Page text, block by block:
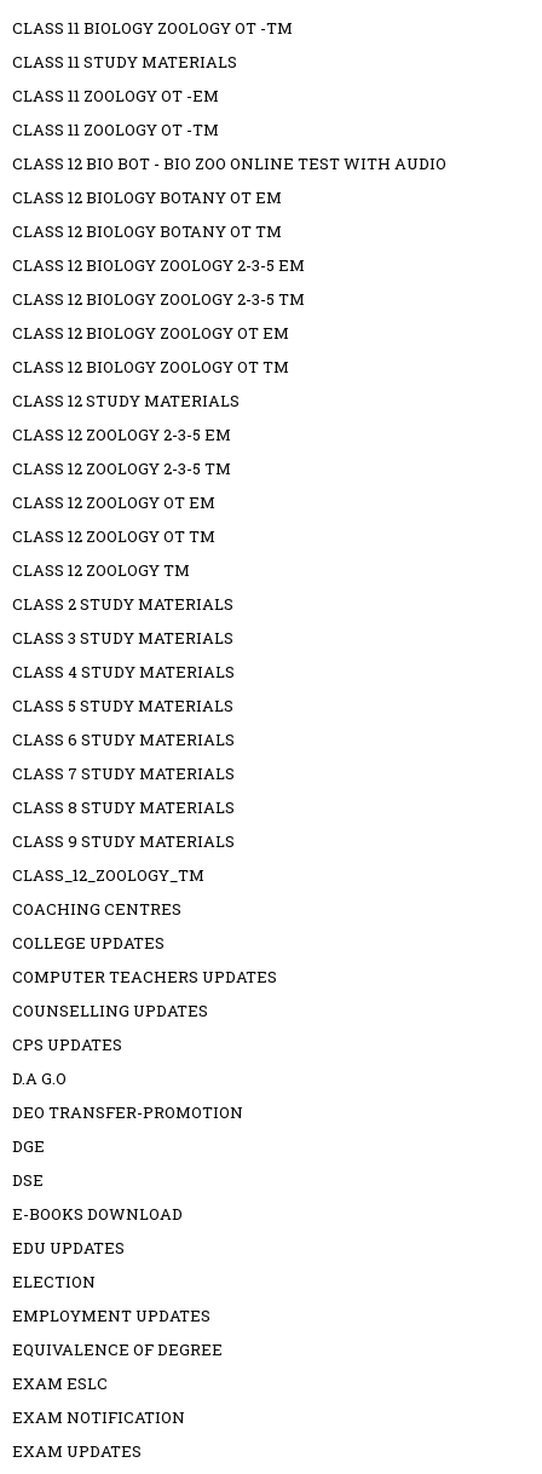
CLASS 11 BIOLOGY ZOOLOGY OT -TM
CLASS 11 STUDY MATERIALS
CLASS 11 ZOOLOGY OT -EM
CLASS 11 ZOOLOGY OT -TM
CLASS 12 BIO BOT - BIO ZOO ONLINE TEST WITH AUDIO
CLASS 12 BIOLOGY BOTANY OT EM
CLASS 12 BIOLOGY BOTANY OT TM
CLASS 12 BIOLOGY ZOOLOGY 2-3-5 EM
CLASS 12 BIOLOGY ZOOLOGY 2-3-5 TM
CLASS 12 BIOLOGY ZOOLOGY OT EM
CLASS 12 BIOLOGY ZOOLOGY OT TM
CLASS 12 STUDY MATERIALS
CLASS 12 ZOOLOGY 2-3-5 EM
CLASS 12 ZOOLOGY 2-3-5 TM
CLASS 12 ZOOLOGY OT EM
CLASS 12 ZOOLOGY OT TM
CLASS 12 ZOOLOGY TM
CLASS 2 STUDY MATERIALS
CLASS 3 STUDY MATERIALS
CLASS 4 STUDY MATERIALS
CLASS 5 STUDY MATERIALS
CLASS 6 STUDY MATERIALS
CLASS 7 STUDY MATERIALS
CLASS 8 STUDY MATERIALS
CLASS 9 STUDY MATERIALS
CLASS_12_ZOOLOGY_TM
COACHING CENTRES
COLLEGE UPDATES
COMPUTER TEACHERS UPDATES
COUNSELLING UPDATES
CPS UPDATES
D.A G.O
DEO TRANSFER-PROMOTION
DGE
DSE
E-BOOKS DOWNLOAD
EDU UPDATES
ELECTION
EMPLOYMENT UPDATES
EQUIVALENCE OF DEGREE
EXAM ESLC
EXAM NOTIFICATION
EXAM UPDATES